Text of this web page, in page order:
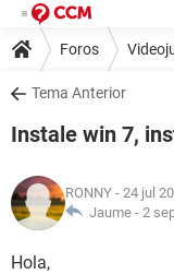
Foros
Tema Anterior
Instale win 7,
RONNY - 24 jul
Jaume - 2
Hola,